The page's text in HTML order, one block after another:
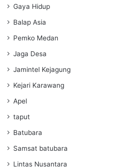
Gaya Hidup
Balap Asia
Pemko Medan
Jaga Desa
Jamintel Kejagung
Kejari Karawang
Apel
taput
Batubara
Samsat batubara
Lintas Nusantara